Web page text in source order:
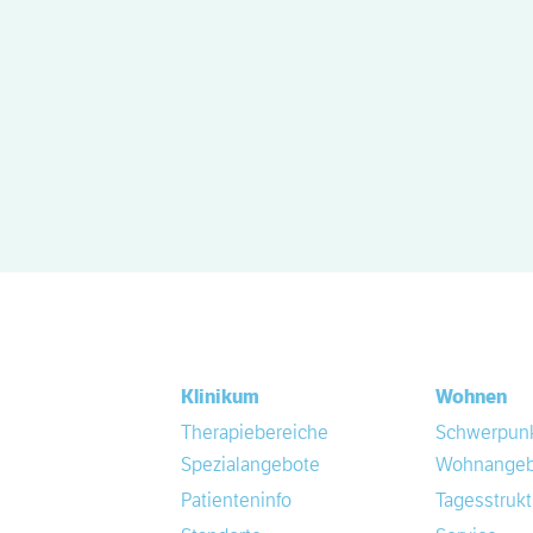
Klinikum
Therapiebereiche
Spezialangebote
Patienteninfo
Wohnen